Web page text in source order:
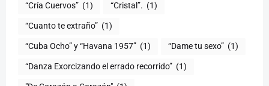
“Cría Cuervos” (1) “Cristal”. (1)
“Cuanto te extraño” (1)
“Cuba Ocho” y “Havana 1957” (1) “Dame tu sexo” (1)
“Danza Exorcizando el errado recorrido” (1)